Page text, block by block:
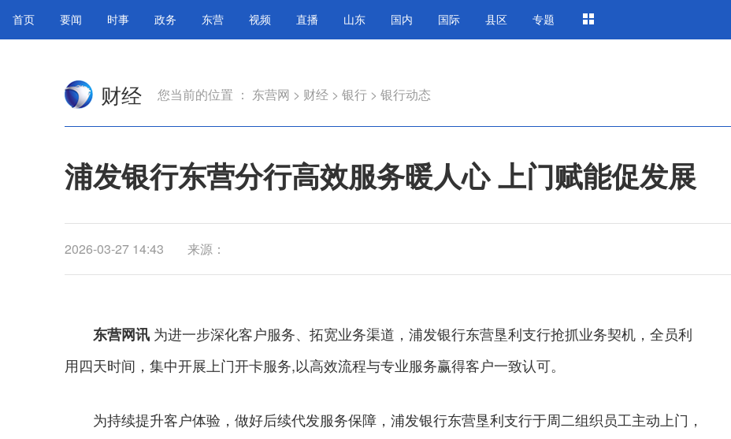
首页 要闻 时事 政务 东营 视频 直播 山东 国内 国际 县区 专题
财经 您当前的位置 ： 东营网 > 财经 > 银行 > 银行动态
浦发银行东营分行高效服务暖人心 上门赋能促发展
2026-03-27 14:43 来源：
东营网讯 为进一步深化客户服务、拓宽业务渠道，浦发银行东营垦利支行抢抓业务契机，全员利
用四天时间，集中开展上门开卡服务,以高效流程与专业服务赢得客户一致认可。
为持续提升客户体验，做好后续代发服务保障，浦发银行东营垦利支行于周二组织员工主动上门，